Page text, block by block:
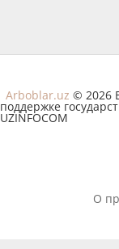
Arboblar.uz © 2026
поддержке
UZINFOCOM
О